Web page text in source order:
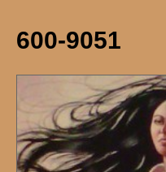
600-9051